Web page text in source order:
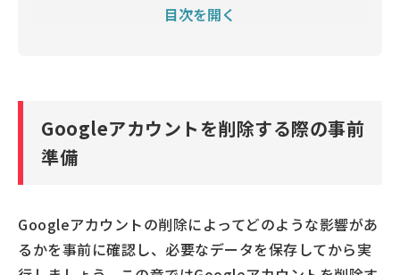
特定の端末（デバイス）をGoogleアカウントからログ
Googleアカウントを削除する際には必要な手順と注意
点をしっかり理解しよう
目次を開く
Googleアカウントを削除する際の事前
準備
Googleアカウントの削除によってどのような影響があ
るかを事前に確認し、必要なデータを保存してから実